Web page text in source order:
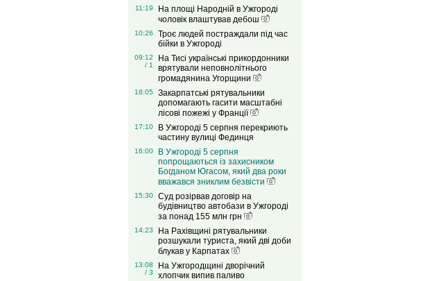
11:19
На площі Народній в Ужгороді
чоловік влаштував дебош
10:26
Троє людей постраждали під час
бійки в Ужгороді
09:12
/ 1
На Тисі українські прикордонники
врятували неповнолітнього
громадянина Угорщини
18:05
Закарпатські рятувальники
допомагають гасити масштабні
лісові пожежі у Франції
17:10
В Ужгороді 5 серпня перекриють
частину вулиці Фединця
16:00
В Ужгороді 5 серпня
попрощаються із захисником
Богданом Югасом, який два роки
вважався зниклим безвісти
15:30
Суд розірвав договір на
будівництво автобази в Ужгороді
за понад 155 млн грн
14:23
На Рахівщині рятувальники
розшукали туриста, який дві доби
блукав у Карпатах
13:08
/ 3
На Ужгородщині дворічний
хлопчик випив паливо